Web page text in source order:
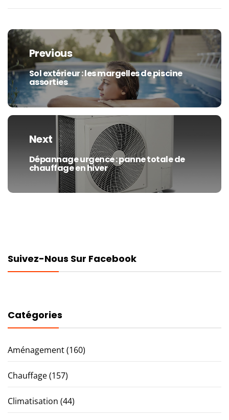
Navigation
de
l’article
Previous
Previous
post:
Sol extérieur : les margelles de piscine
assorties
Next
Next
post:
Dépannage urgence : panne totale de
chauffage en hiver
Suivez-Nous Sur Facebook
Catégories
Aménagement(160)
Chauffage(157)
Climatisation (44)